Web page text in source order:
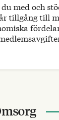
med och
tillgång till